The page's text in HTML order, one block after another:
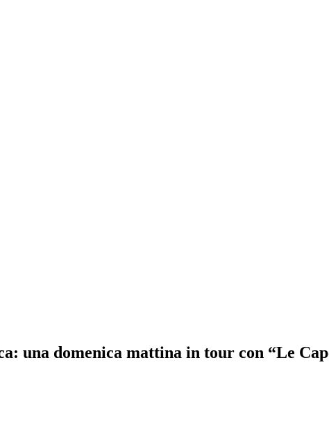
una domenica mattina in tour con “Le